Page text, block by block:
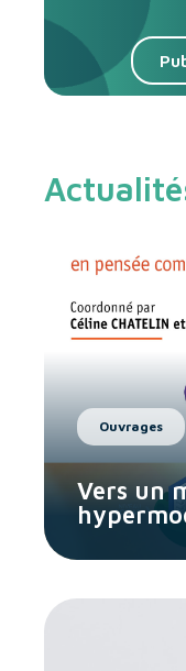
Ouvrages
Vers un